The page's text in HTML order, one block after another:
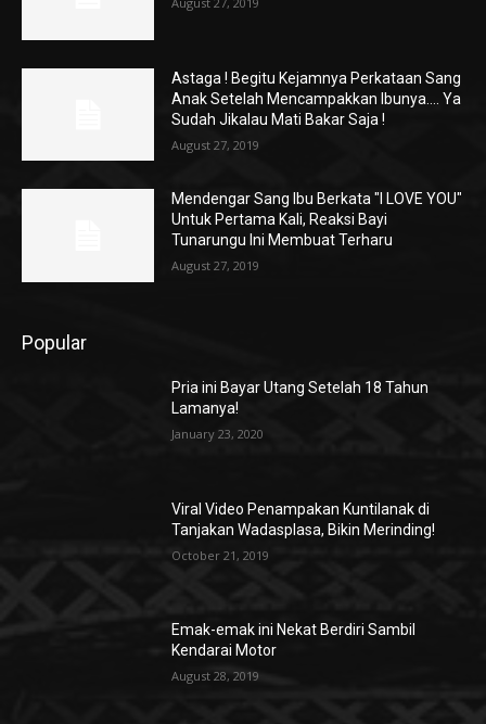
Astaga ! Begitu Kejamnya Perkataan Sang
Anak Setelah Mencampakkan Ibunya…. Ya
Sudah Jikalau Mati Bakar Saja !
August 27, 2019
Mendengar Sang Ibu Berkata "I LOVE YOU"
Untuk Pertama Kali, Reaksi Bayi
Tunarungu Ini Membuat Terharu
August 27, 2019
Popular
Pria ini Bayar Utang Setelah 18 Tahun
Lamanya!
January 23, 2020
Viral Video Penampakan Kuntilanak di
Tanjakan Wadasplasa, Bikin Merinding!
October 21, 2019
Emak-emak ini Nekat Berdiri Sambil
Kendarai Motor
August 28, 2019